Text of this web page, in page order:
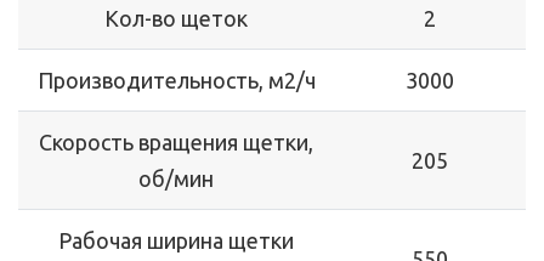
Кол-во щеток 2
Производительность, м2/ч 3000
Скорость вращения щетки,
об/мин
205
Рабочая ширина щетки